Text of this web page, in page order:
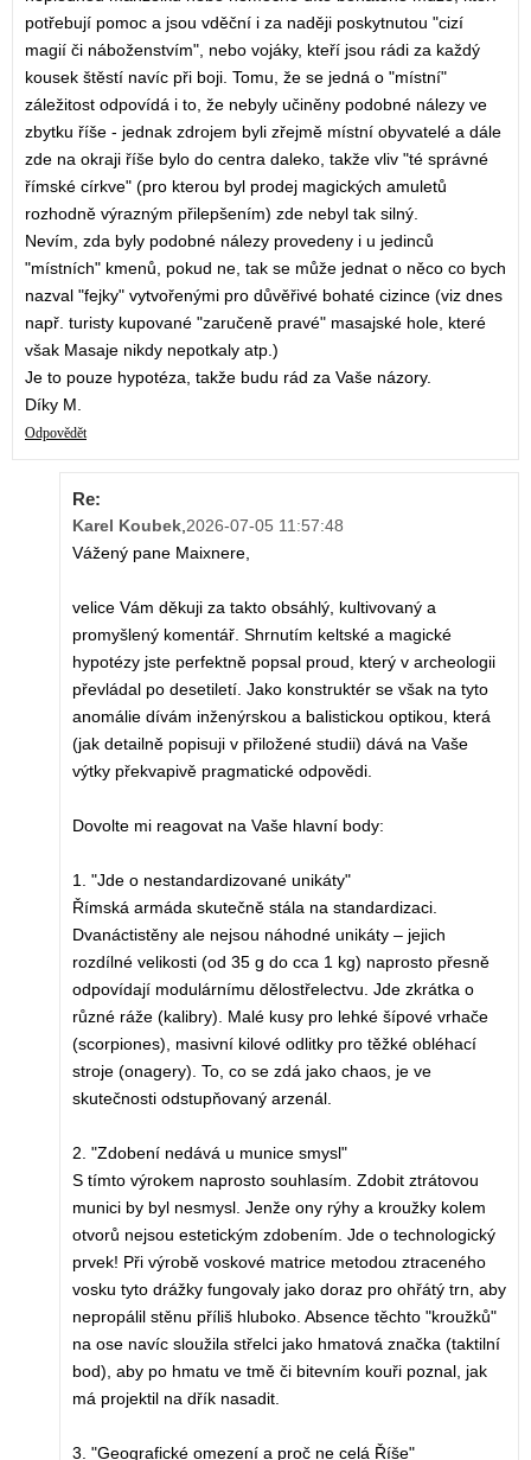
potřebují pomoc a jsou vděční i za naději poskytnutou "cizí
magií či náboženstvím", nebo vojáky, kteří jsou rádi za každý
kousek štěstí navíc při boji. Tomu, že se jedná o "místní"
záležitost odpovídá i to, že nebyly učiněny podobné nálezy ve
zbytku říše - jednak zdrojem byli zřejmě místní obyvatelé a dále
zde na okraji říše bylo do centra daleko, takže vliv "té správné
římské církve" (pro kterou byl prodej magických amuletů
rozhodně výrazným přilepšením) zde nebyl tak silný.
Nevím, zda byly podobné nálezy provedeny i u jedinců
"místních" kmenů, pokud ne, tak se může jednat o něco co bych
nazval "fejky" vytvořenými pro důvěřivé bohaté cizince (viz dnes
např. turisty kupované "zaručeně pravé" masajské hole, které
však Masaje nikdy nepotkaly atp.)
Je to pouze hypotéza, takže budu rád za Vaše názory.
Díky M.
Odpovědět
Re:
Karel Koubek 2026-07-05 11:57:48
Vážený pane Maixnere,
velice Vám děkuji za takto obsáhlý, kultivovaný a
promyšlený komentář. Shrnutím keltské a magické
hypotézy jste perfektně popsal proud, který v archeologii
převládal po desetiletí. Jako konstruktér se však na tyto
anomálie dívám inženýrskou a balistickou optikou, která
(jak detailně popisuji v přiložené studii) dává na Vaše
výtky překvapivě pragmatické odpovědi.
Dovolte mi reagovat na Vaše hlavní body:
1. "Jde o nestandardizované unikáty"
Římská armáda skutečně stála na standardizaci.
Dvanáctistěny ale nejsou náhodné unikáty – jejich
rozdílné velikosti (od 35 g do cca 1 kg) naprosto přesně
odpovídají modulárnímu dělostřelectvu. Jde zkrátka o
různé ráže (kalibry). Malé kusy pro lehké šípové vrhače
(scorpiones), masivní kilové odlitky pro těžké obléhací
stroje (onagery). To, co se zdá jako chaos, je ve
skutečnosti odstupňovaný arzenál.
2. "Zdobení nedává u munice smysl"
S tímto výrokem naprosto souhlasím. Zdobit ztrátovou
munici by byl nesmysl. Jenže ony rýhy a kroužky kolem
otvorů nejsou estetickým zdobením. Jde o technologický
prvek! Při výrobě voskové matrice metodou ztraceného
vosku tyto drážky fungovaly jako doraz pro ohřátý trn, aby
nepropálil stěnu příliš hluboko. Absence těchto "kroužků"
na ose navíc sloužila střelci jako hmatová značka (taktilní
bod), aby po hmatu ve tmě či bitevním kouři poznal, jak
má projektil na dřík nasadit.
3. "Geografické omezení a proč ne celá Říše"